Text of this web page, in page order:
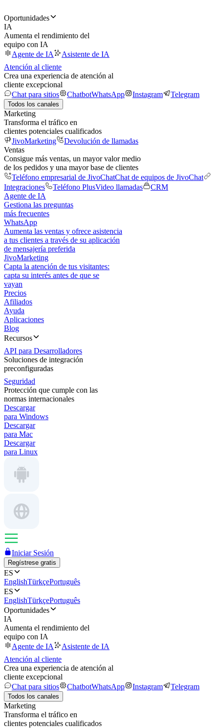
Oportunidades
IA
Aumenta el rendimiento del
equipo con IA
Agente de IA
Asistente de IA
Atención al cliente
Crea una experiencia de atención al
cliente excepcional
Chat para sitios
ChatbotWhatsApp Instagram Telegram
Todos los canales
Marketing
Transforma el tráfico en
clientes potenciales cualificados
JivoMarketing
Devolución de llamadas
Ventas
Consigue más ventas, un mayor valor medio
de los pedidos y una mayor base de clientes
Teléfono empresarial de JivoChatChat de equipos de JivoChat
Integraciones
Teléfono PlusVideo llamadas
CRM
Agente de IA
Gestiona las preguntas
más frecuentes
WhatsApp
Aumenta las ventas y ofrece asistencia
a tus clientes a través de su aplicación
de mensajería preferida
JivoMarketing
Capta la atención de tus visitantes:
capta su interés antes de que se
vayan
Precios
Afiliados
Ayuda
Aplicaciones
Blog
Recursos
API para Desarrolladores
Soluciones de integración
preconfiguradas
Seguridad
Protección que cumple con las
normas internacionales
Descargar
para Windows
Descargar
para Mac
Descargar
para Linux
Iniciar Sesión
Regístrese gratis
ES
EnglishTürkçePortuguês
ES
EnglishTürkçePortuguês
Oportunidades
IA
Aumenta el rendimiento del
equipo con IA
Agente de IA
Asistente de IA
Atención al cliente
Crea una experiencia de atención al
cliente excepcional
Chat para sitios
ChatbotWhatsApp Instagram Telegram
Todos los canales
Marketing
Transforma el tráfico en
clientes potenciales cualificados